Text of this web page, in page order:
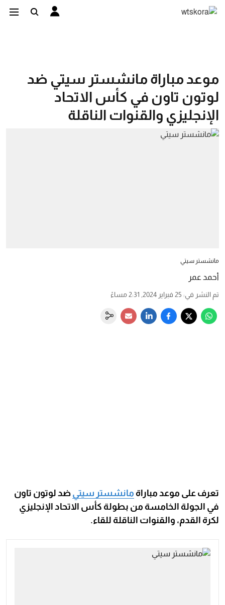
موعد مباراة مانشستر سيتي ضد
لوتون تاون في كأس الاتحاد
الإنجليزي والقنوات الناقلة
مانشستر سيتي
أحمد عمر
تم النشر في: 25 فبراير 2024, 2:31 مساءً
تعرف على موعد مباراة مانشستر سيتي ضد لوتون تاون
في الجولة الخامسة من بطولة كأس الاتحاد الإنجليزي
لكرة القدم، والقنوات الناقلة للقاء.